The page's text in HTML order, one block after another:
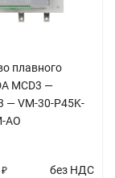
плавного
MCD3 —
— VM-30-P45K-
AO
₽ без НДС